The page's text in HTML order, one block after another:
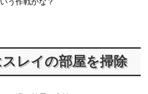
う作戦かな？
レイの部屋を掃除